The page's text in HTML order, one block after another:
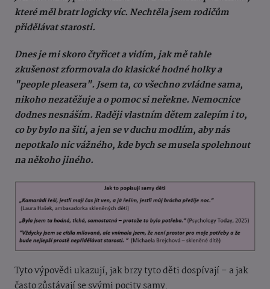
které měl bratr logicky víc. Nechtěla jsem rodičům
přidělávat starosti.
Dnes je mi skoro čtyřicet a vidím, jak mě tahle
zkušenost zformovala do klasické hodné holky a
"people pleasera". Jsem ta, co všechno zvládne sama,
nikoho nezatěžuje a o pomoc si neřekne. Nemocnice
dodnes nesnáším. Raději vlastním dětem zalepím i to,
co by bylo na šití, a jen se v duchu modlím, aby nás
nepotkalo nic vážného, kde bych se musela spolehnout
na někoho jiného.
Tyto výpovědi ukazují, jak brzy tyto děti dospívají – a jak